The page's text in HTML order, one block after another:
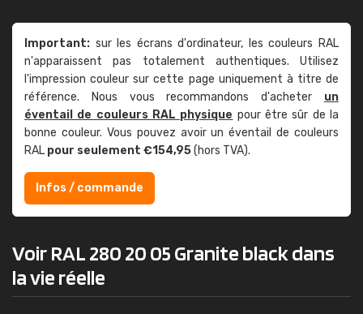
Important: sur les écrans d'ordinateur, les couleurs RAL
n'apparaissent pas totalement authentiques. Utilisez
l'impression couleur sur cette page uniquement à titre de
référence. Nous vous recommandons d'acheter un
éventail de couleurs RAL physique pour être sûr de la
bonne couleur. Vous pouvez avoir un éventail de couleurs
RAL pour seulement €154,95(hors TVA).
Infos / commande
Voir RAL 280 20 05 Granite black dans
la vie réelle